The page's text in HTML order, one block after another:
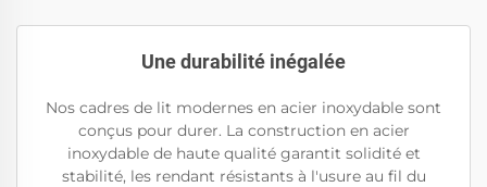
Une durabilité inégalée
Nos cadres de lit modernes en acier inoxydable sont
conçus pour durer. La construction en acier
inoxydable de haute qualité garantit solidité et
stabilité, les rendant résistants à l'usure au fil du